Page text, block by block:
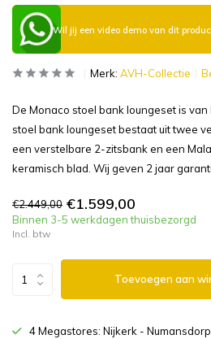
Wil jij een video demo van dit
Merk: AVH-Collectie
De Monaco stoel bank loungeset is
stoel bank loungeset bestaat uit twee
een verstelbare 2-zitsbank en een
keramisch blad. Wij geven 2 jaar
€2.449,00 €1.599,00
Binnen 3-5 werkdagen thuisbezorgd
Incl. btw
Toevoegen aan
4 Megastores: Nijkerk -